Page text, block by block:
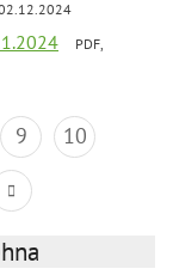
PDF,
9
10